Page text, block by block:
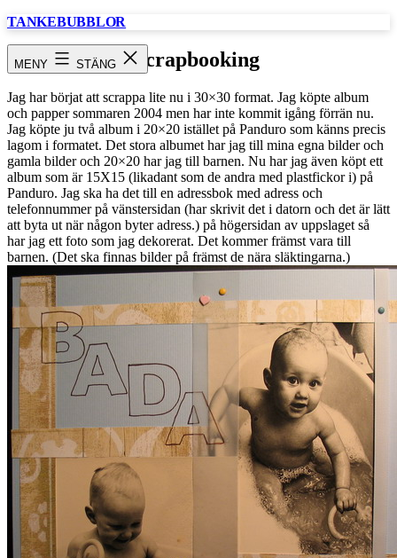
Hoppa
TANKEBUBBLOR
MENY STÄNG scrapbooking
Jag har börjat att scrappa lite nu i 30×30 format. Jag köpte album
och papper sommaren 2004 men har inte kommit igång förrän nu.
Jag köpte ju två album i 20×20 istället på Panduro som känns precis
lagom i formatet. Det stora albumet har jag till mina egna bilder och
gamla bilder och 20×20 har jag till barnen. Nu har jag även köpt ett
album som är 15X15 (likadant som de andra med plastfickor i) på
Panduro. Jag ska ha det till en adressbok med adress och
telefonnummer på vänstersidan (har skrivit det i datorn och det är lätt
att byta ut när någon byter adress.) på högersidan av uppslaget så
har jag ett foto som jag dekorerat. Det kommer främst vara till
barnen. (Det ska finnas bilder på främst de nära släktingarna.)